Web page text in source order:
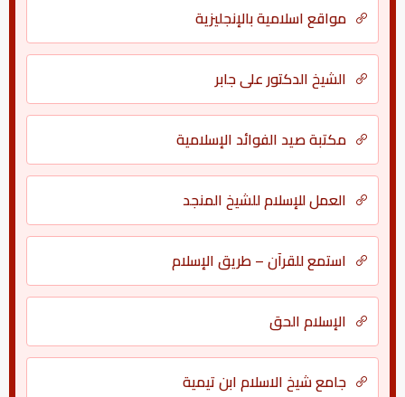
مواقع اسلامية بالإنجليزية
الشيخ الدكتور علي جابر
مكتبة صيد الفوائد الإسلامية
العمل للإسلام للشيخ المنجد
استمع للقرآن – طريق الإسلام
الإسلام الحق
جامع شيخ الاسلام ابن تيمية